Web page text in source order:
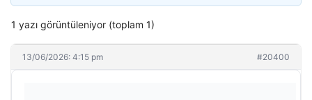
1 yazı görüntüleniyor (toplam 1)
13/06/2026: 4:15 pm #20400